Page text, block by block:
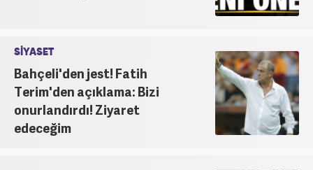
SİYASET
Bahçeli'den jest! Fatih
Terim'den açıklama: Bizi
onurlandırdı! Ziyaret
edeceğim